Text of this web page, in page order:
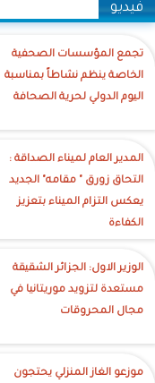
فيديو
تجمع المؤسسات الصحفية
الخاصة ينظم نشاطاً بمناسبة
اليوم الدولي لحرية الصحافة
‎المدير العام لميناء الصداقة :
التحاق زورق " مقامه" الجديد
يعكس التزام الميناء بتعزيز
الكفاءة
الوزير الاول: الجزائر الشقيقة
مستعدة لتزويد موريتانيا في
مجال المحروقات
موزعو الغاز المنزلي يحتجون